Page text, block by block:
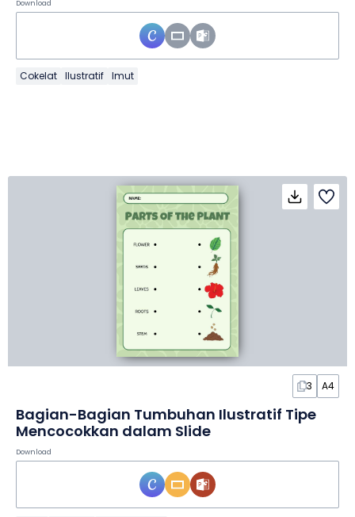
Download
Cokelat Ilustratif Imut
3 A4
Bagian-Bagian Tumbuhan Ilustratif Tipe
Mencocokkan dalam Slide
Download